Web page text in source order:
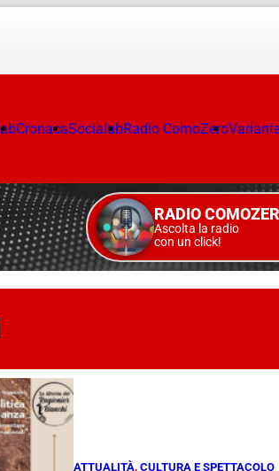
CronacaSocialabRadio ComoZero
RADIO
Ascolta la radio
con un click!
ATTUALITÀ,CULTURA E SPETTACOLO